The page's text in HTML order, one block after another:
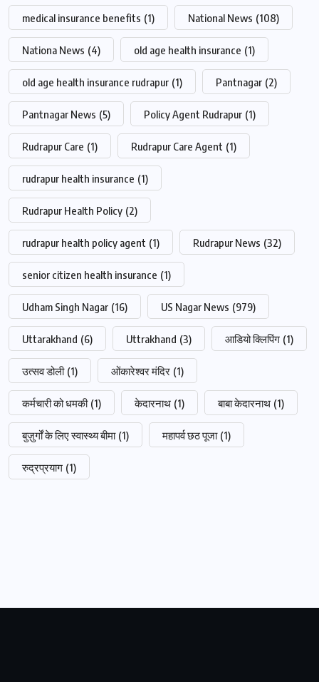
medical insurance benefits (1) National News (108)
Nationa News (4) old age health insurance (1)
old age health insurance rudrapur (1) Pantnagar (2)
Pantnagar News (5) Policy Agent Rudrapur (1)
Rudrapur Care (1) Rudrapur Care Agent (1)
rudrapur health insurance (1)
Rudrapur Health Policy (2)
rudrapur health policy agent (1) Rudrapur News (32)
senior citizen health insurance (1)
Udham Singh Nagar (16) US Nagar News (979)
Uttarakhand (6) Uttrakhand (3) आडियो क्लिपिंग (1)
उत्सव डोली (1) ओंकारेश्वर मंदिर (1)
कर्मचारी को धमकी (1) केदारनाथ (1) बाबा केदारनाथ (1)
बुज़ुर्गों के लिए स्वास्थ्य बीमा (1) महापर्व छठ पूजा (1)
रुद्रप्रयाग (1)